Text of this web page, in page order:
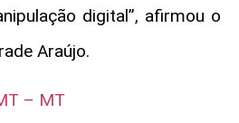
digital”, afirmou o
Araújo.
– MT